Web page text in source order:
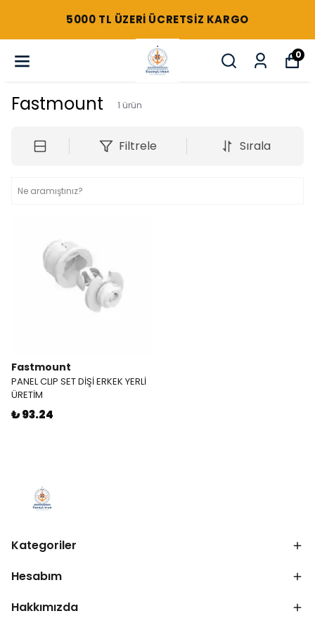
5000 TL ÜZERI ÜCRETSIZ KARGO
0
Fastmount 1 ürün
Filtrele Sırala
Fastmount
PANEL CLIP SET DİŞİ ERKEK YERLİ
ÜRETİM
₺ 93.24
Kategoriler
Hesabım
Hakkımızda